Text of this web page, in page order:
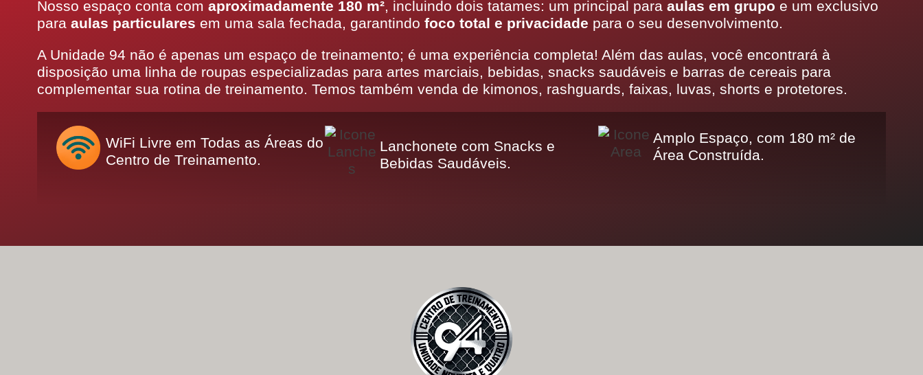
Nosso espaço conta com aproximadamente 180 m², incluindo dois tatames: um principal para aulas em grupo e um exclusivo
para aulas particulares em uma sala fechada, garantindo foco total e privacidade para o seu desenvolvimento.
A Unidade 94 não é apenas um espaço de treinamento; é uma experiência completa! Além das aulas, você encontrará à
disposição uma linha de roupas especializadas para artes marciais, bebidas, snacks saudáveis e barras de cereais para
complementar sua rotina de treinamento. Temos também venda de kimonos, rashguards, faixas, luvas, shorts e protetores.
WiFi Livre em Todas as Áreas do
Centro de Treinamento.
Lanchonete com Snacks e
Bebidas Saudáveis.
Amplo Espaço, com 180 m² de
Área Construída.